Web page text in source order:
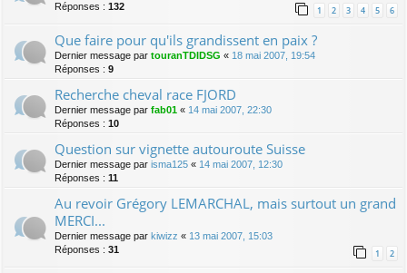
Réponses : 132 1 2 3 4 5 6
Que faire pour qu'ils grandissent en paix ?
Dernier message par touranTDIDSG « 18 mai 2007, 19:54
Réponses : 9
Recherche cheval race FJORD
Dernier message par fab01 « 14 mai 2007, 22:30
Réponses : 10
Question sur vignette autouroute Suisse
Dernier message par isma125 « 14 mai 2007, 12:30
Réponses : 11
Au revoir Grégory LEMARCHAL, mais surtout un grand
MERCI...
Dernier message par kiwizz « 13 mai 2007, 15:03
Réponses : 31 1 2